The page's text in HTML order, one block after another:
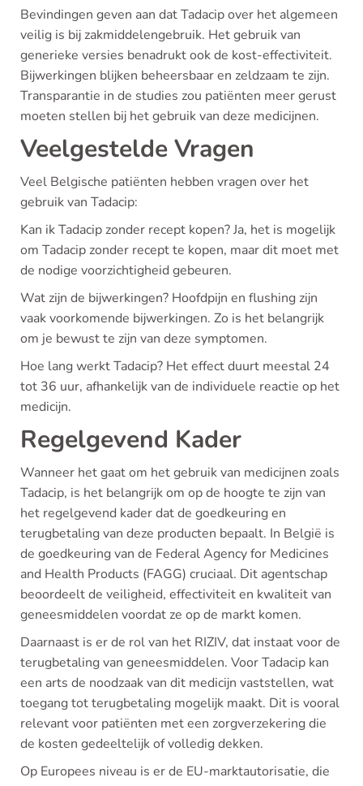
Bevindingen geven aan dat Tadacip over het algemeen
veilig is bij zakmiddelengebruik. Het gebruik van
generieke versies benadrukt ook de kost-effectiviteit.
Bijwerkingen blijken beheersbaar en zeldzaam te zijn.
Transparantie in de studies zou patiënten meer gerust
moeten stellen bij het gebruik van deze medicijnen.
Veelgestelde Vragen
Veel Belgische patiënten hebben vragen over het
gebruik van Tadacip:
Kan ik Tadacip zonder recept kopen? Ja, het is mogelijk
om Tadacip zonder recept te kopen, maar dit moet met
de nodige voorzichtigheid gebeuren.
Wat zijn de bijwerkingen? Hoofdpijn en flushing zijn
vaak voorkomende bijwerkingen. Zo is het belangrijk
om je bewust te zijn van deze symptomen.
Hoe lang werkt Tadacip? Het effect duurt meestal 24
tot 36 uur, afhankelijk van de individuele reactie op het
medicijn.
Regelgevend Kader
Wanneer het gaat om het gebruik van medicijnen zoals
Tadacip, is het belangrijk om op de hoogte te zijn van
het regelgevend kader dat de goedkeuring en
terugbetaling van deze producten bepaalt. In België is
de goedkeuring van de Federal Agency for Medicines
and Health Products (FAGG) cruciaal. Dit agentschap
beoordeelt de veiligheid, effectiviteit en kwaliteit van
geneesmiddelen voordat ze op de markt komen.
Daarnaast is er de rol van het RIZIV, dat instaat voor de
terugbetaling van geneesmiddelen. Voor Tadacip kan
een arts de noodzaak van dit medicijn vaststellen, wat
toegang tot terugbetaling mogelijk maakt. Dit is vooral
relevant voor patiënten met een zorgverzekering die
de kosten gedeeltelijk of volledig dekken.
Op Europees niveau is er de EU-marktautorisatie, die